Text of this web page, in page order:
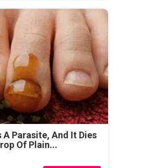
A Parasite, And It Dies
Of Plain...